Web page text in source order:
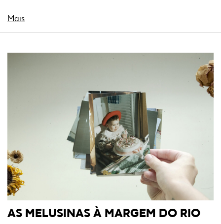
Mais
AS MELUSINAS À MARGEM DO RIO